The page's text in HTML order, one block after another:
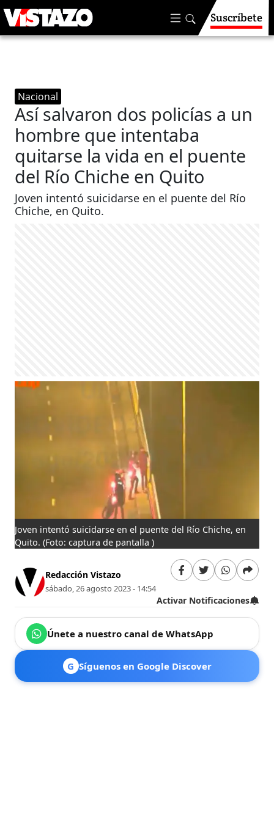
Suscríbete
Nacional
Así salvaron dos policías a un
hombre que intentaba
quitarse la vida en el puente
del Río Chiche en Quito
Joven intentó suicidarse en el puente del Río
Chiche, en Quito.
Joven intentó suicidarse en el puente del Río Chiche, en
Quito.(Foto: captura de pantalla )
Redacción Vistazo
sábado, 26 agosto 2023 - 14:54
Activar Notificaciones
Únete a nuestro canal de WhatsApp
G Síguenos en Google Discover